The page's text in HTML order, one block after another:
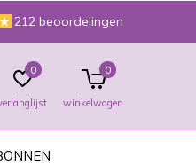
0
winkelwagen
0
212 beoordelingen